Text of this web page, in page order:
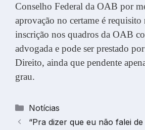
Conselho Federal da OAB por
aprovação no certame é requisito
inscrição nos quadros da OAB
advogada e pode ser prestado
Direito, ainda que pendente
grau.
Categorias
Notícias
“Pra dizer que eu não falei